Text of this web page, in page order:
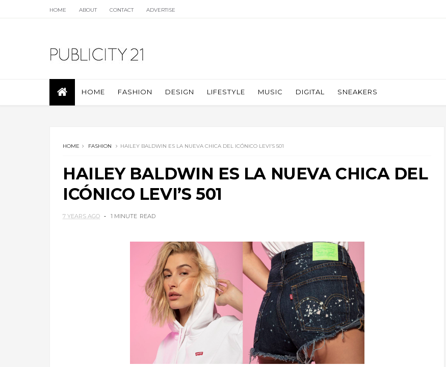
HOME ABOUT CONTACT ADVERTISE
HOME FASHION DESIGN LIFESTYLE MUSIC DIGITAL SNEAKERS
HOME FASHION HAILEY BALDWIN ES LA NUEVA CHICA DEL ICÓNICO LEVI’S 501
HAILEY BALDWIN ES LA NUEVA CHICA DEL
ICÓNICO LEVI’S 501
7 YEARS AGO 1 MINUTE READ